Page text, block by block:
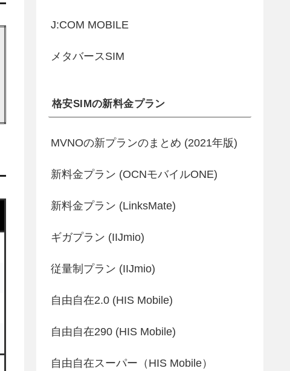
J:COM MOBILE
メタバースSIM
格安SIMの新料金プラン
MVNOの新プランのまとめ (2021年版)
新料金プラン (OCNモバイルONE)
新料金プラン (LinksMate)
ギガプラン (IIJmio)
従量制プラン (IIJmio)
自由自在2.0 (HIS Mobile)
自由自在290 (HIS Mobile)
自由自在スーパー（HIS Mobile）